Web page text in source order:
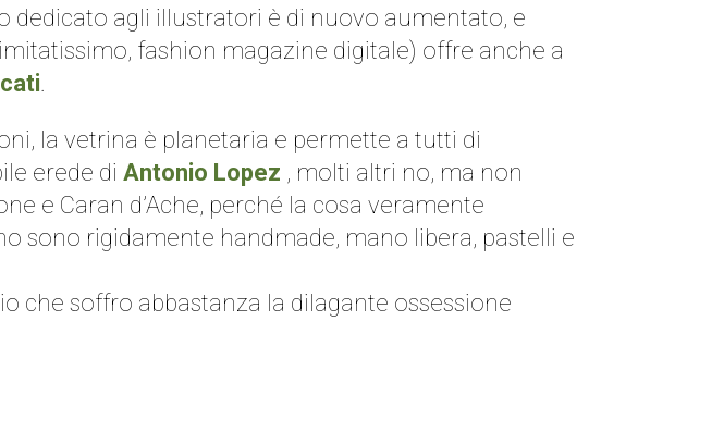
dedicato agli illustratori è di nuovo aumentato, e
fashion magazine digitale) offre anche a
la vetrina è planetaria e permette a tutti di
erede di Antonio Lopez , molti altri no, ma non
e Caran d’Ache, perché la cosa veramente
sono rigidamente handmade, mano libera, pastelli e
che soffro abbastanza la dilagante ossessione